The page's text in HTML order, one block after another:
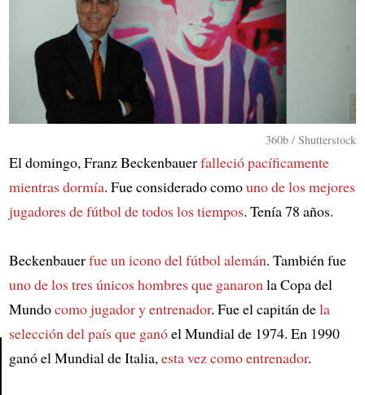
360b / Shutterstock
El domingo, Franz Beckenbauerfalleció pacíficamente
mientras dormía. Fue considerado comouno de los mejores
jugadores de fútbol de todos los tiempos. Tenía 78 años.
Beckenbauerfue un icono del fútbol alemán. También fue
uno de los tres únicos hombres que ganaronla Copa del
Mundocomo jugador y entrenador. Fue el capitán dela
selección del país que ganóel Mundial de 1974. En 1990
ganó el Mundial de Italia,esta vez como entrenador.